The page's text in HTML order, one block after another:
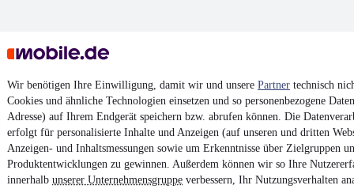
Wir benötigen Ihre Einwilligung, damit wir und unsere Partner technisch
Cookies und ähnliche Technologien einsetzen und so personenbezogene
Adresse) auf Ihrem Endgerät speichern bzw. abrufen können. Die
erfolgt für personalisierte Inhalte und Anzeigen (auf unseren und dritten
Anzeigen- und Inhaltsmessungen sowie um Erkenntnisse über Zielgruppen
Produktentwicklungen zu gewinnen. Außerdem können wir so Ihre
innerhalb unserer Unternehmensgruppe verbessern, Ihr Nutzungsverhalten